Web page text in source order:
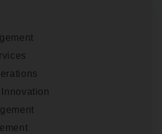
Innovation
ver­ze­ke­rin­gen — Soci­al